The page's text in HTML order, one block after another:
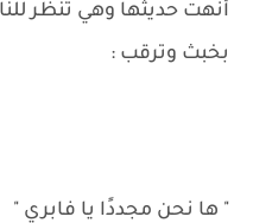
أنهت حديثها وهي تنظر
بخبث وترقب :
" ها نحن مجددًا يا فابري "